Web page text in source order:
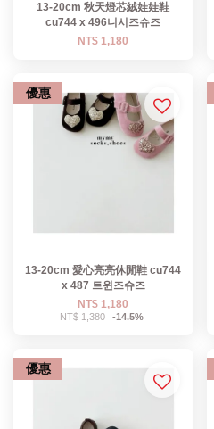
13-20cm 秋天燈芯絨娃娃鞋
cu744 x 496니시즈슈즈
NT$ 1,180
優惠
13-20cm 愛心亮亮休閒鞋 cu744
x 487 트윈즈슈즈
NT$ 1,180
NT$ 1,380 -14.5%
優惠